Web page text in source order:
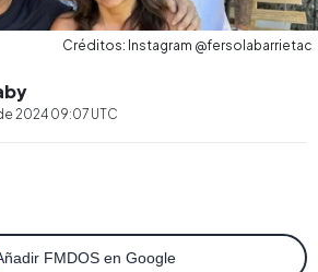
Créditos: Instagram @fersolabarrietac
2024 09:07 UTC
FMDOS en Google